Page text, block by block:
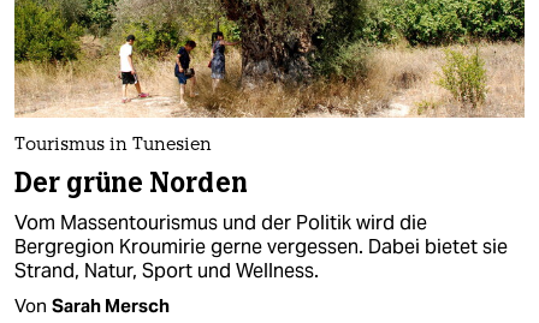
kultur
sport
berlin
wahrheit
verlag
Tourismus in Tunesien
Der grüne Norden
Vom Massentourismus und der Politik wird die
Bergregion Kroumirie gerne vergessen. Dabei bietet sie
Strand, Natur, Sport und Wellness.
Von Sarah Mersch